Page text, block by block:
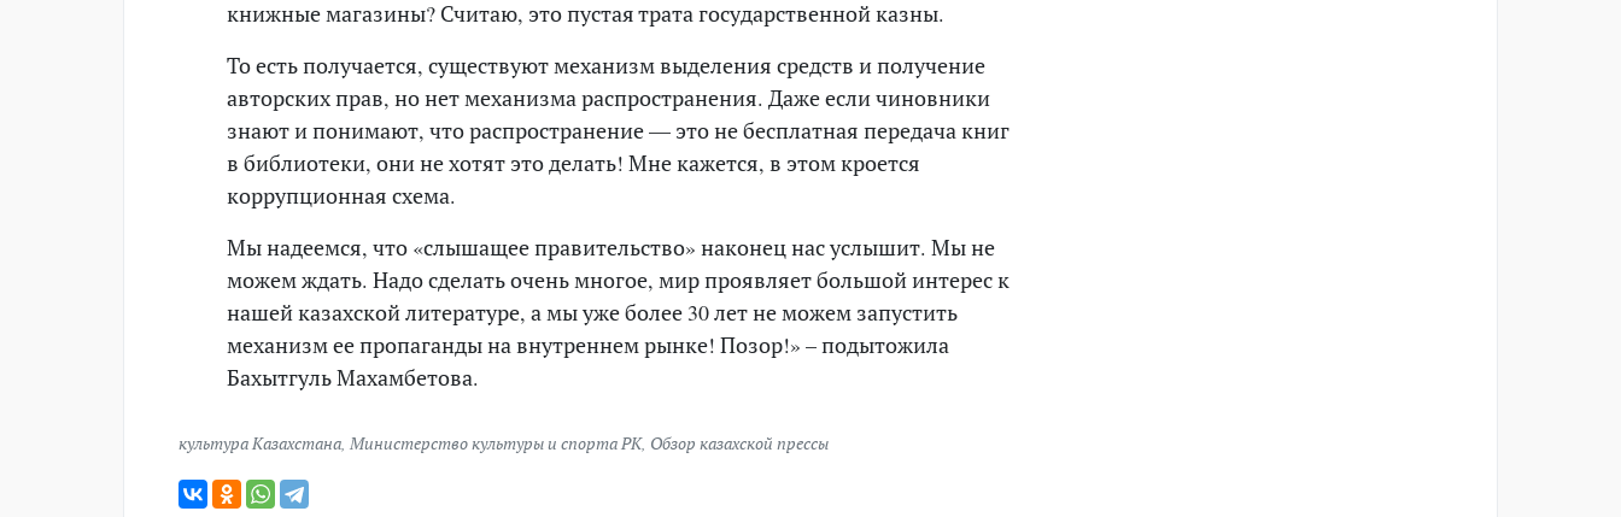
книжные магазины? Считаю, это пустая трата государственной казны.
То есть получается, существуют механизм выделения средств и получение
авторских прав, но нет механизма распространения. Даже если чиновники
знают и понимают, что распространение — это не бесплатная передача книг
в библиотеки, они не хотят это делать! Мне кажется, в этом кроется
коррупционная схема.
Мы надеемся, что «слышащее правительство» наконец нас услышит. Мы не
можем ждать. Надо сделать очень многое, мир проявляет большой интерес к
нашей казахской литературе, а мы уже более 30 лет не можем запустить
механизм ее пропаганды на внутреннем рынке! Позор!» – подытожила
Бахытгуль Махамбетова.
культура Казахстана, Министерство культуры и спорта РК, Обзор казахской прессы